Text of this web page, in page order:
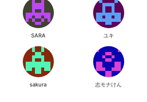
SARA ユキ
sakura 志モナけん